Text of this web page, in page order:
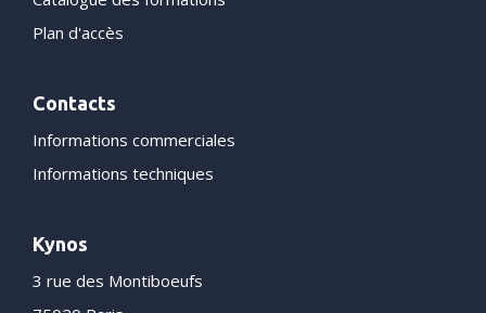
Plan d'accès
Contacts
Informations commerciales
Informations techniques
Kynos
3 rue des Montiboeufs